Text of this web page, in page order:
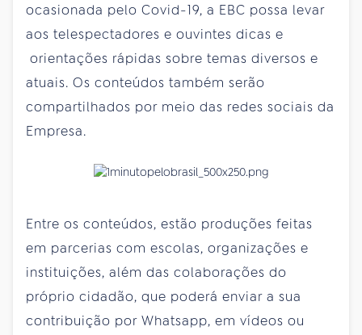
ocasionada pelo Covid-19, a EBC possa levar
aos telespectadores e ouvintes dicas e
orientações rápidas sobre temas diversos e
atuais. Os conteúdos também serão
compartilhados por meio das redes sociais da
Empresa.
Entre os conteúdos, estão produções feitas
em parcerias com escolas, organizações e
instituições, além das colaborações do
próprio cidadão, que poderá enviar a sua
contribuição por Whatsapp, em vídeos ou